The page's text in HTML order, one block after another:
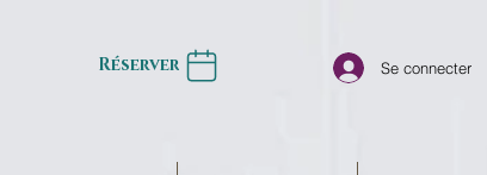
Réserver Se connecter